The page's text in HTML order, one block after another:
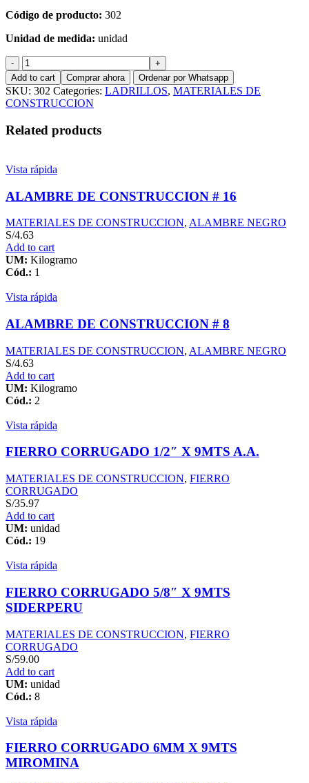
Código de producto: 302
Unidad de medida: unidad
LADRILLO
TECHO
12
X
30
X
30
quantity
Add to cart Comprar ahora Ordenar por Whatsapp
SKU: 302 Categories: LADRILLOS, MATERIALES DE
CONSTRUCCION
Related products
Vista rápida
ALAMBRE DE CONSTRUCCION # 16
MATERIALES DE CONSTRUCCION, ALAMBRE NEGRO
S/4.63
Add to cart
UM: Kilogramo
Cód.: 1
Vista rápida
ALAMBRE DE CONSTRUCCION # 8
MATERIALES DE CONSTRUCCION, ALAMBRE NEGRO
S/4.63
Add to cart
UM: Kilogramo
Cód.: 2
Vista rápida
FIERRO CORRUGADO 1/2″ X 9MTS A.A.
MATERIALES DE CONSTRUCCION, FIERRO
CORRUGADO
S/35.97
Add to cart
UM: unidad
Cód.: 19
Vista rápida
FIERRO CORRUGADO 5/8″ X 9MTS
SIDERPERU
MATERIALES DE CONSTRUCCION, FIERRO
CORRUGADO
S/59.00
Add to cart
UM: unidad
Cód.: 8
Vista rápida
FIERRO CORRUGADO 6MM X 9MTS
MIROMINA